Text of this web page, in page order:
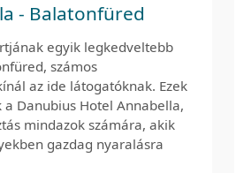
- Balatonfüred
egyik legkedveltebb
számos
az ide látogatóknak. Ezek
Danubius Hotel Annabella,
mindazok számára, akik
gazdag nyaralásra